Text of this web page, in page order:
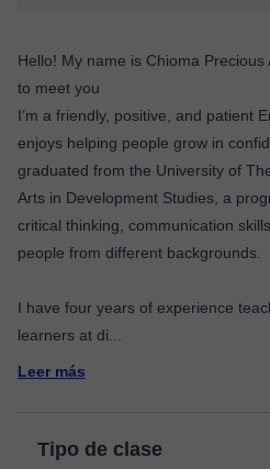
Hello! My name is Chioma Precious
to meet you
I’m a friendly, positive, and patient
enjoys helping people grow in
graduated from the University of
Arts in Development Studies, a
critical thinking, communication
people from different backgrounds.
I have four years of experience
learners at di
Leer más
Tipo de clase